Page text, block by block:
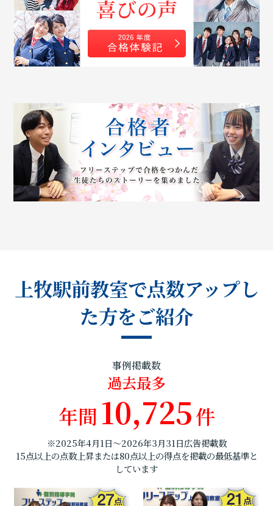
上牧駅前教室で点数アップし
た方をご紹介
事例掲載数
過去最多
年間 10,725件
※2025年4月1日～2026年3月31日広告掲載数
15点以上の点数上昇または80点以上の得点を掲載の最低基準と
しています